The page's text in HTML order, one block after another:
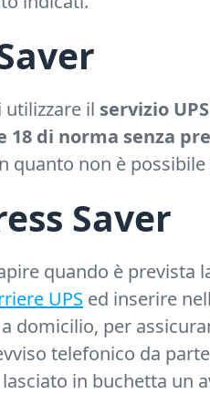
utilizzare il servizio
di norma senza
quanto non è
Saver
quando è prevista
UPS ed inserire
per
telefonico da
in buchetta un